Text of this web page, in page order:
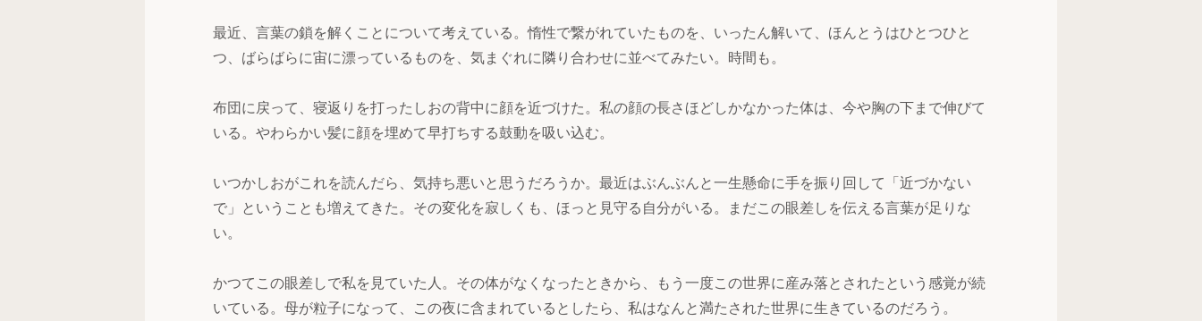
最近、言葉の鎖を解くことについて考えている。惰性で繋がれていたものを、いったん解いて、ほんとうはひとつひと
つ、ばらばらに宙に漂っているものを、気まぐれに隣り合わせに並べてみたい。時間も。
布団に戻って、寝返りを打ったしおの背中に顔を近づけた。私の顔の長さほどしかなかった体は、今や胸の下まで伸びて
いる。やわらかい髪に顔を埋めて早打ちする鼓動を吸い込む。
いつかしおがこれを読んだら、気持ち悪いと思うだろうか。最近はぶんぶんと一生懸命に手を振り回して「近づかない
で」ということも増えてきた。その変化を寂しくも、ほっと見守る自分がいる。まだこの眼差しを伝える言葉が足りな
い。
かつてこの眼差しで私を見ていた人。その体がなくなったときから、もう一度この世界に産み落とされたという感覚が続
いている。母が粒子になって、この夜に含まれているとしたら、私はなんと満たされた世界に生きているのだろう。